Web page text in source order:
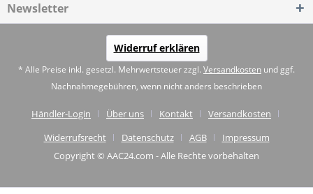
Newsletter
Widerruf erklären
* Alle Preise inkl. gesetzl. Mehrwertsteuer zzgl. Versandkosten und ggf.
Nachnahmegebühren, wenn nicht anders beschrieben
Händler-Login Über uns Kontakt
Versandkosten
Widerrufsrecht
Datenschutz AGB
Impressum
Copyright © AAC24.com - Alle Rechte vorbehalten